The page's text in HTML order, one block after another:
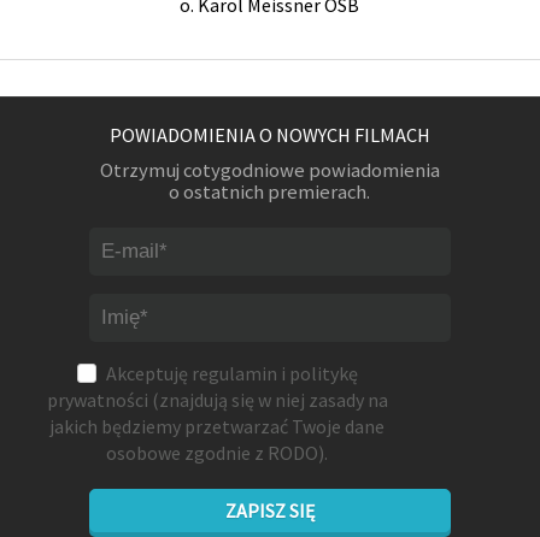
o. Karol Meissner OSB
POWIADOMIENIA O NOWYCH FILMACH
Otrzymuj cotygodniowe powiadomienia
o ostatnich premierach.
Akceptuję regulamin i politykę
prywatności (znajdują się w niej zasady na
jakich będziemy przetwarzać Twoje dane
osobowe zgodnie z RODO).
ZAPISZ SIĘ